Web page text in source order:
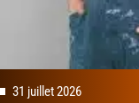
31 juillet 2026